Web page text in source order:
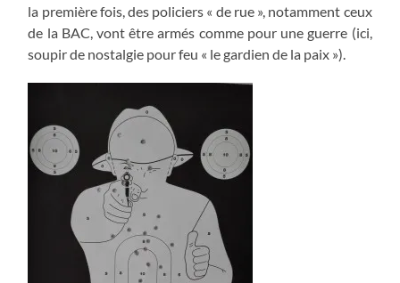
la première fois, des policiers « de rue », notamment ceux
de la BAC, vont être armés comme pour une guerre (ici,
soupir de nostalgie pour feu « le gardien de la paix »).